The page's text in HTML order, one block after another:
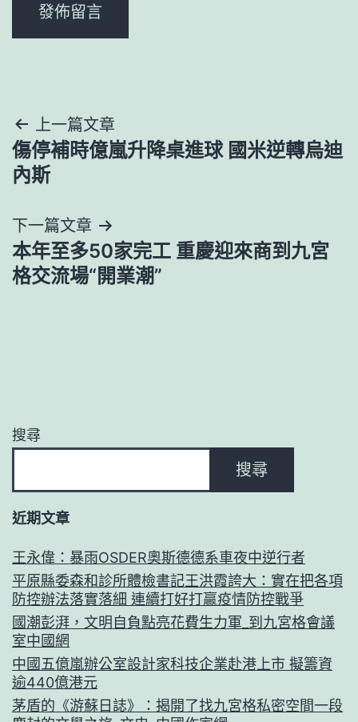
文
章
覽
上一篇文章
傷停補時億嵐升降桌進球 國米逆轉烏迪
內斯
下一篇文章
本年至多50家完工 重慶迎來商到九宮
格交流場“開業潮”
搜尋
搜尋
近期文章
王永偉：暴雨OSDER奧斯德德系車夜中逆行者
平原縣委森和診所體檢書記王洪霞誇大：實在把各項
防控辦法落實落細 連續打好打贏疫情防控戰爭
國潮彭湃，文明自負點亮花費生力軍_到九宮格會議
室中國網
中國五億嵐辦公室設計家科技企業赴港上市 擬籌資
逾440億港元
茅盾的《游蘇日誌》：揭開了找九宮格私密空間一段